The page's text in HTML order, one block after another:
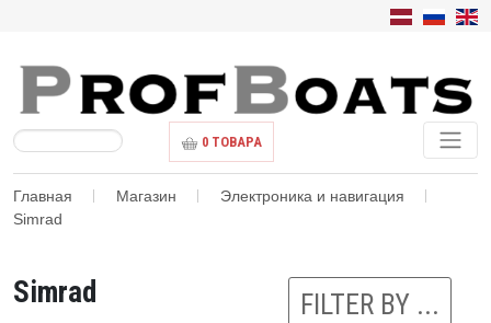
0 ТОВАРА
Главная Магазин
Электроника и навигация
Simrad
Simrad FILTER BY ...